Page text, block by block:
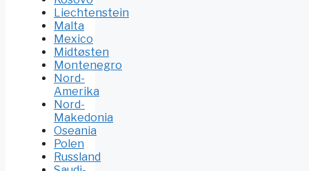
Liechtenstein
Malta
Mexico
Midtøsten
Montenegro
Nord-
Amerika
Nord-
Makedonia
Oseania
Polen
Russland